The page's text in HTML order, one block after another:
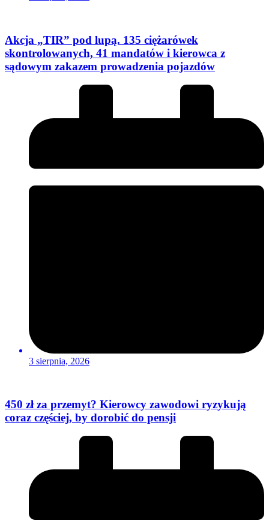
Akcja „TIR” pod lupą. 135 ciężarówek
skontrolowanych, 41 mandatów i kierowca z
sądowym zakazem prowadzenia pojazdów
3 sierpnia, 2026
450 zł za przemyt? Kierowcy zawodowi ryzykują
coraz częściej, by dorobić do pensji